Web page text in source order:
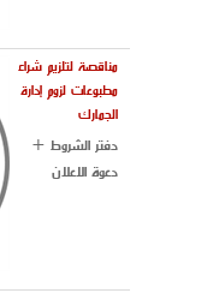
مناقصة لتلزيم شراء
مطبوعات لزوم إدارة
الجمارك
دفتر الشروط +
دعوة الاعلان